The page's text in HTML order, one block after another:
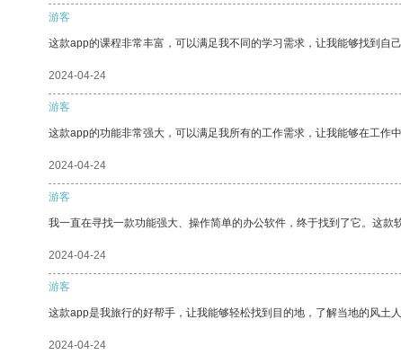
游客
这款app的课程非常丰富，可以满足我不同的学习需求，让我能够找到自己
2024-04-24
游客
这款app的功能非常强大，可以满足我所有的工作需求，让我能够在工作中
2024-04-24
游客
我一直在寻找一款功能强大、操作简单的办公软件，终于找到了它。这
2024-04-24
游客
这款app是我旅行的好帮手，让我能够轻松找到目的地，了解当地的风土人
2024-04-24